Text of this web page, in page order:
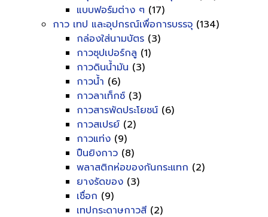
แบบฟอร์มต่าง ๆ (17)
กาว เทป และอุปกรณ์เพื่อการบรรจุ (134)
กล่องใส่นามบัตร (3)
กาวซุปเปอร์กลู (1)
กาวดินน้ำมัน (3)
กาวน้ำ (6)
กาวลาเท็กซ์ (3)
กาวสารพัดประโยชน์ (6)
กาวสเปรย์ (2)
กาวแท่ง (9)
ปืนยิงกาว (8)
พลาสติกห่อของกันกระแทก (2)
ยางรัดของ (3)
เชื่อก (9)
เทปกระดาษกาวสี (2)